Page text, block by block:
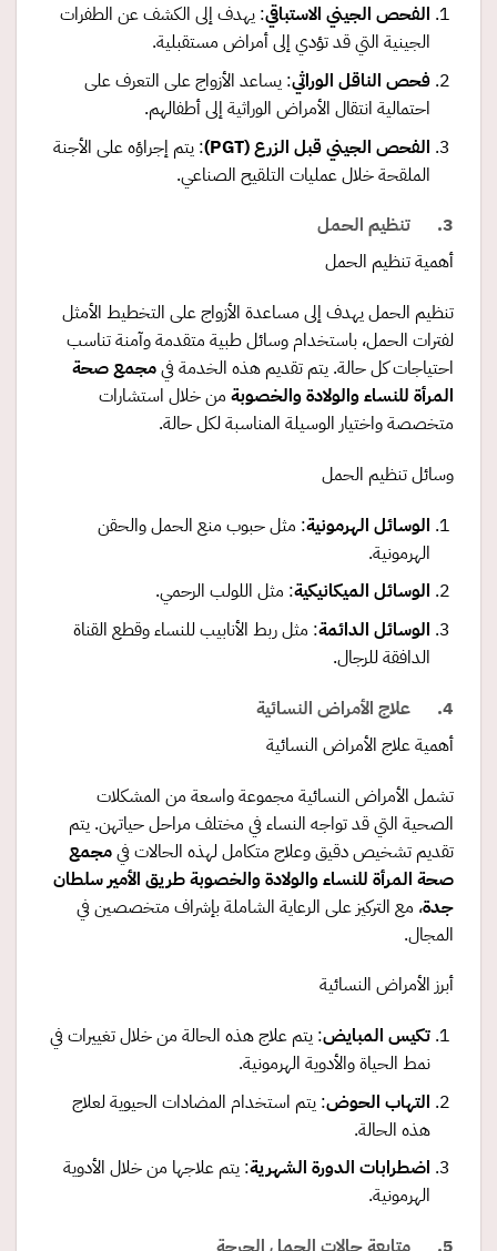
الفحص الجيني الاستباقي: يهدف إلى الكشف عن الطفرات
الجينية التي قد تؤدي إلى أمراض مستقبلية.
فحص الناقل الوراثي: يساعد الأزواج على التعرف على
احتمالية انتقال الأمراض الوراثية إلى أطفالهم.
الفحص الجيني قبل الزرع(PGT)
: يتم إجراؤه على الأجنة
الملقحة خلال عمليات التلقيح الصناعي.
3. تنظيم الحمل
أهمية تنظيم الحمل
تنظيم الحمل يهدف إلى مساعدة الأزواج على التخطيط الأمثل
لفترات الحمل، باستخدام وسائل طبية متقدمة وآمنة تناسب
احتياجات كل حالة. يتم تقديم هذه الخدمة فيمجمع صحة
المرأة للنساء والولادة والخصوبة من خلال استشارات
متخصصة واختيار الوسيلة المناسبة لكل حالة.
وسائل تنظيم الحمل
الوسائل الهرمونية: مثل حبوب منع الحمل والحقن
الهرمونية.
الوسائل الميكانيكية: مثل اللولب الرحمي.
الوسائل الدائمة: مثل ربط الأنابيب للنساء وقطع القناة
الدافقة للرجال.
4. علاج الأمراض النسائية
أهمية علاج الأمراض النسائية
تشمل الأمراض النسائية مجموعة واسعة من المشكلات
الصحية التي قد تواجه النساء في مختلف مراحل حياتهن. يتم
تقديم تشخيص دقيق وعلاج متكامل لهذه الحالات فيمجمع
صحة المرأة للنساء والولادة والخصوبة طريق الأمير سلطان
جدة، مع التركيز على الرعاية الشاملة بإشراف متخصصين في
المجال.
أبرز الأمراض النسائية
تكيس المبايض: يتم علاج هذه الحالة من خلال تغييرات في
نمط الحياة والأدوية الهرمونية.
التهاب الحوض: يتم استخدام المضادات الحيوية لعلاج
هذه الحالة.
اضطرابات الدورة الشهرية: يتم علاجها من خلال الأدوية
الهرمونية.